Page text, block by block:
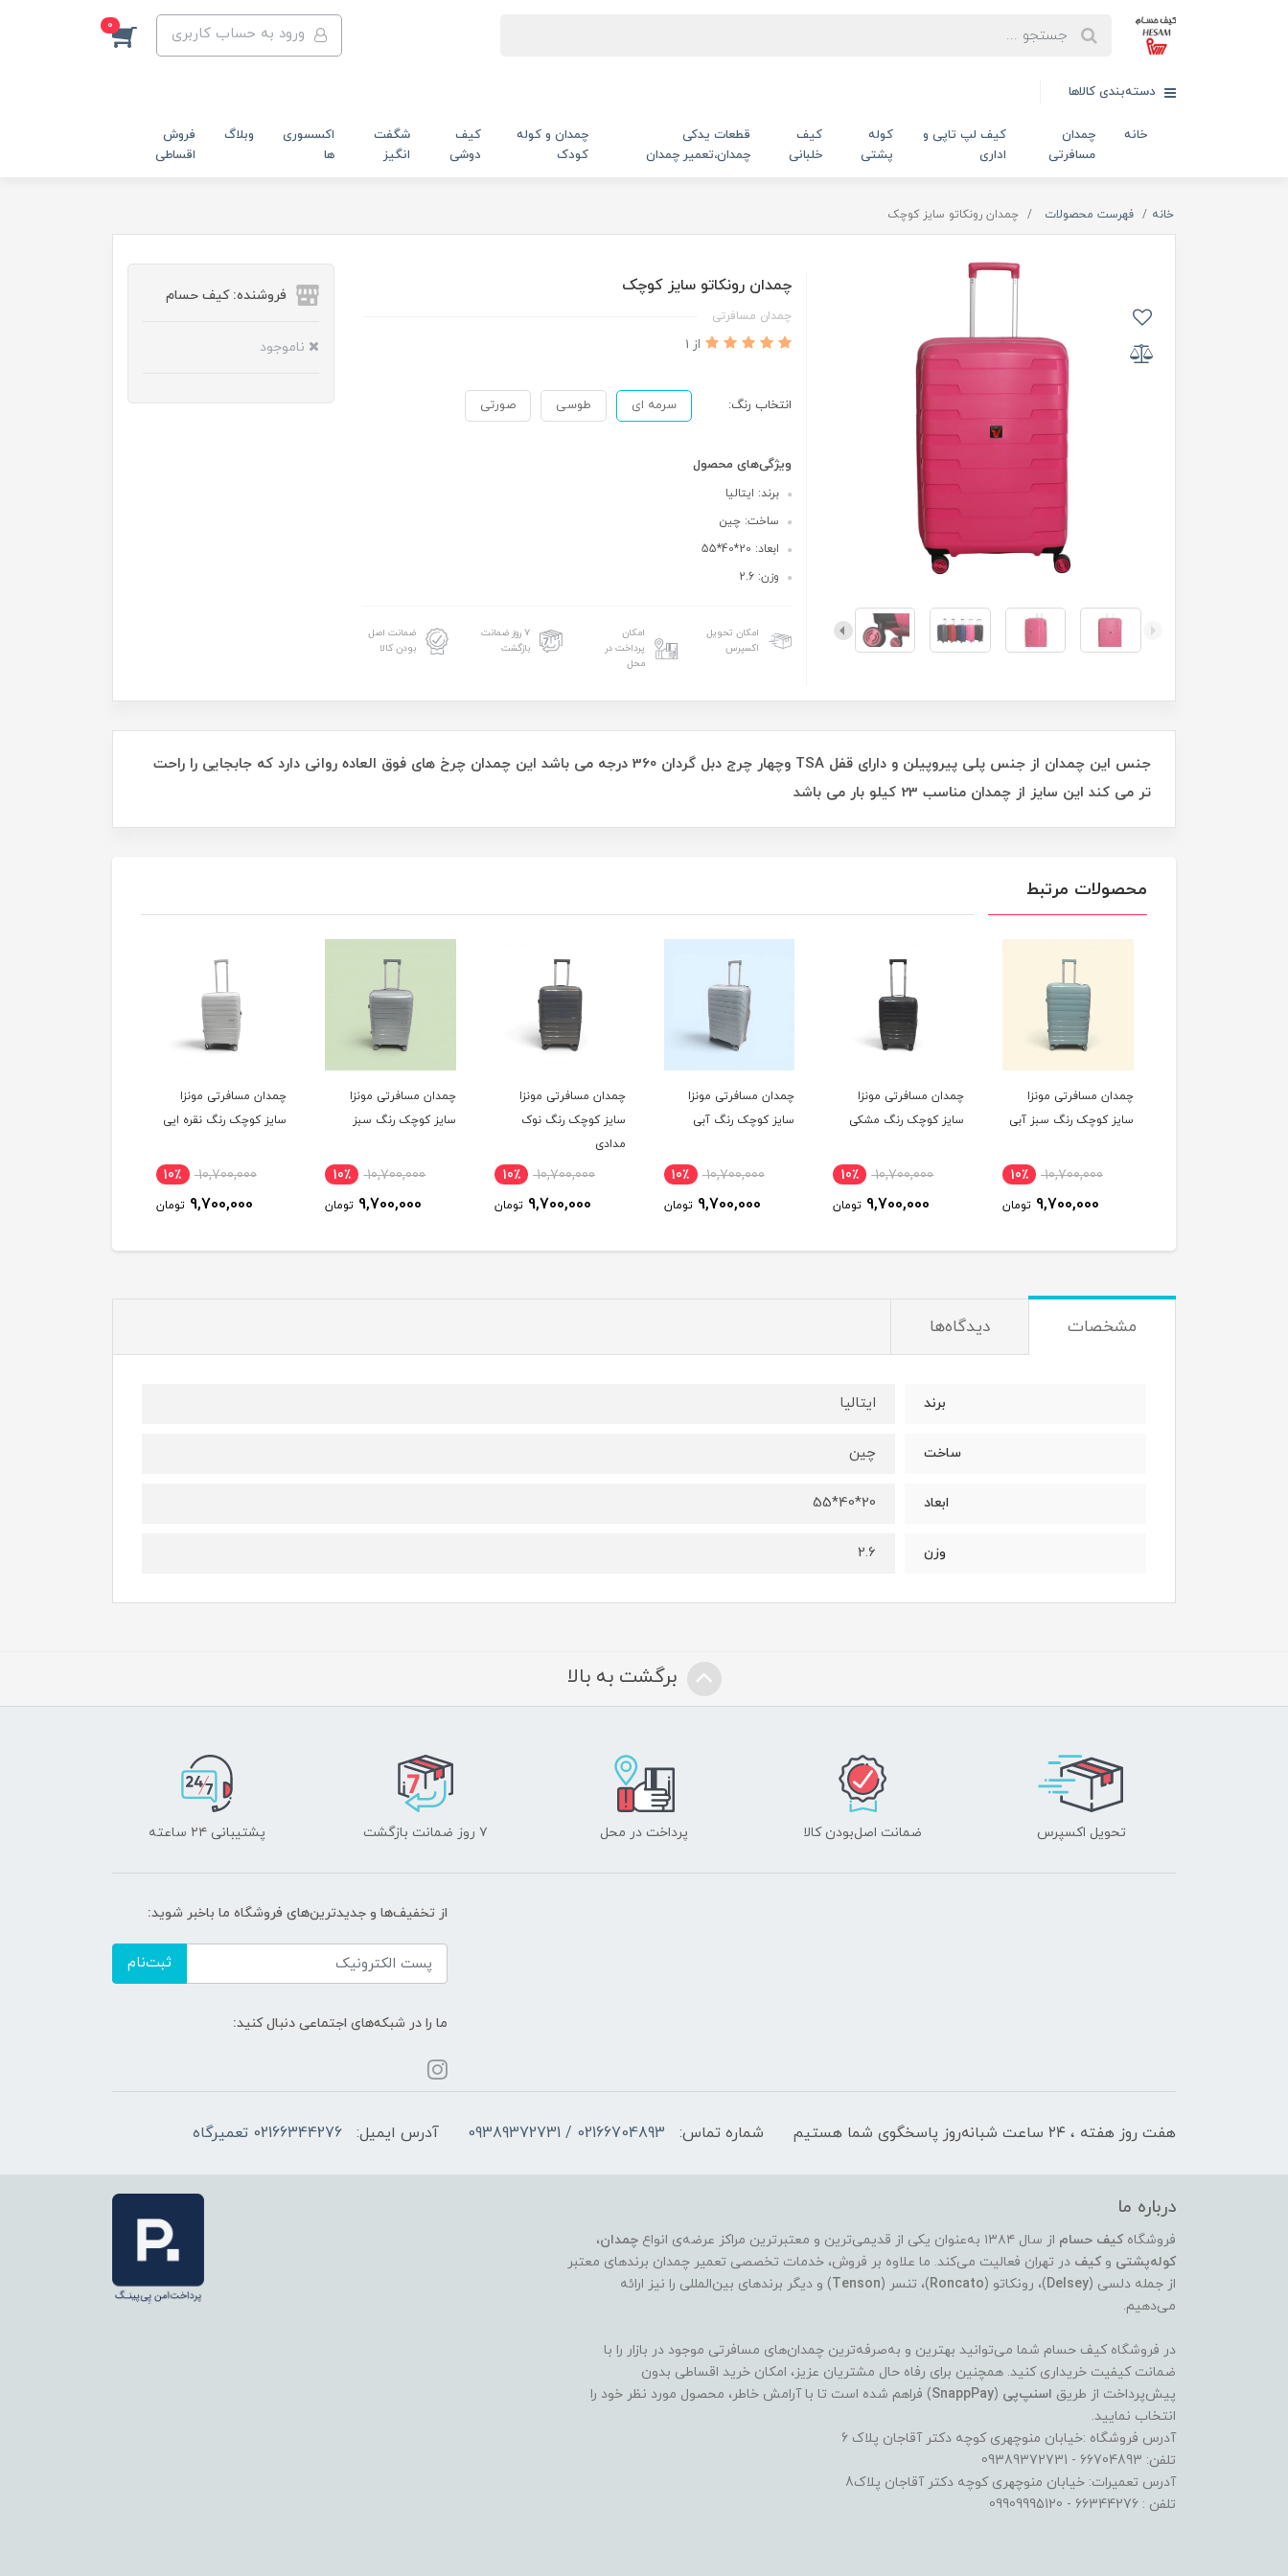
ورود به حساب کاربری 0
دسته‌بندی کالاها
خانه
چمدان
مسافرتی
کیف لپ تاپی و
اداری
کوله
پشتی
کیف
خلبانی
قطعات یدکی
چمدان،تعمیر چمدان
چمدان و کوله
کودک
کیف
دوشی
شگفت
انگیز
اکسسوری
ها
وبلاگ
فروش
اقساطی
خانه فهرست محصولات چمدان رونکاتو سایز کوچک
چمدان رونکاتو سایز کوچک
چمدان مسافرتی
از 1
انتخاب رنگ: سرمه ای طوسی صورتی
ویژگی‌های محصول
برند: ایتالیا
ساخت: چین
ابعاد: 20*40*55
وزن: 2.6
امکان تحویل
اکسپرس
امکان
پرداخت در
محل
۷ روز ضمانت
بازگشت
ضمانت اصل
بودن کالا
فروشنده: کیف حسام
ناموجود
جنس این چمدان از جنس پلی پیروپیلن و دارای قفل TSA وچهار چرج دبل گردان 360 درجه می باشد این چمدان چرخ های فوق العاده روانی دارد که جابجایی را راحت
تر می کند این سایز از چمدان مناسب 23 کیلو بار می باشد
محصولات مرتبط
چمدان مسافرتی مونزا
سایز کوچک رنگ سبز آبی
10,700,000 10٪
9,700,000 تومان
چمدان مسافرتی مونزا
سایز کوچک رنگ مشکی
10,700,000 10٪
9,700,000 تومان
چمدان مسافرتی مونزا
سایز کوچک رنگ آبی
10,700,000 10٪
9,700,000 تومان
چمدان مسافرتی مونزا
سایز کوچک رنگ نوک
مدادی
10,700,000 10٪
9,700,000 تومان
چمدان مسافرتی مونزا
سایز کوچک رنگ سبز
10,700,000 10٪
9,700,000 تومان
چمدان مسافرتی مونزا
سایز کوچک رنگ نقره ایی
10,700,000 10٪
9,700,000 تومان
مشخصات دیدگاه‌ها
برند ایتالیا
ساخت چین
ابعاد 20*40*55
وزن 2.6
برگشت به بالا
تحویل اکسپرس ضمانت اصل‌بودن کالا پرداخت در محل ۷ روز ضمانت بازگشت پشتیبانی ۲۴ ساعته
از تخفیف‌ها و جدیدترین‌های فروشگاه ما باخبر شوید:
ثبت‌نام
ما را در شبکه‌های اجتماعی دنبال کنید:
هفت روز هفته ، ۲۴ ساعت شبانه‌روز پاسخگوی شما هستیم شماره تماس: 02166704893 / 09389372731 آدرس ایمیل: 02166344276 تعمیرگاه
درباره ما
فروشگاه کیف حسام از سال ۱۳۸۴ به‌عنوان یکی از قدیمی‌ترین و معتبرترین مراکز عرضه‌ی انواع چمدان،
کوله‌پشتی و کیف در تهران فعالیت می‌کند. ما علاوه بر فروش، خدمات تخصصی تعمیر چمدان برندهای معتبر
از جمله دلسی (Delsey)، رونکاتو (Roncato)، تنسر (Tenson) و دیگر برندهای بین‌المللی را نیز ارائه
می‌دهیم.
در فروشگاه کیف حسام شما می‌توانید بهترین و به‌صرفه‌ترین چمدان‌های مسافرتی موجود در بازار را با
ضمانت کیفیت خریداری کنید. همچنین برای رفاه حال مشتریان عزیز، امکان خرید اقساطی بدون
پیش‌پرداخت از طریق اسنپ‌پی (
SnappPay) فراهم شده است تا با آرامش خاطر، محصول مورد نظر خود را
انتخاب نمایید.
آدرس فروشگاه :خیابان منوچهری کوچه دکتر آقاجان پلاک 6
تلفن: 66704893 - 09389372731
آدرس تعمیرات: خیابان منوچهری کوچه دکتر آقاجان پلاک8
تلفن : 66344276 - 09909995120